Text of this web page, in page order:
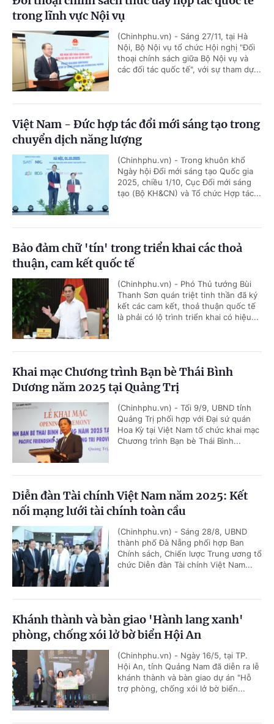
trong lĩnh vực Nội vụ
(Chinhphu.vn) - Sáng 27/11, tại Hà
Nội, Bộ Nội vụ tổ chức Hội nghị "Đối
thoại chính sách giữa Bộ Nội vụ và
các đối tác quốc tế", với sự tham dự...
Việt Nam - Đức hợp tác đổi mới sáng tạo trong
chuyển dịch năng lượng
(Chinhphu.vn) - Trong khuôn khổ
Ngày hội Đổi mới sáng tạo Quốc gia
2025, chiều 1/10, Cục Đổi mới sáng
tạo (Bộ KH&CN) và Tổ chức Hợp tác...
Bảo đảm chữ 'tín' trong triển khai các thoả
thuận, cam kết quốc tế
(Chinhphu.vn) - Phó Thủ tướng Bùi
Thanh Sơn quán triệt tinh thần đã ký
kết các cam kết, thoả thuận quốc tế
là phải có lộ trình triển khai có hiệu...
Khai mạc Chương trình Bạn bè Thái Bình
Dương năm 2025 tại Quảng Trị
(Chinhphu.vn) - Tối 9/9, UBND tỉnh
Quảng Trị phối hợp với Đại sứ quán
Hoa Kỳ tại Việt Nam tổ chức khai mạc
Chương trình Bạn bè Thái Bình...
Diễn đàn Tài chính Việt Nam năm 2025: Kết
nối mạng lưới tài chính toàn cầu
(Chinhphu.vn) - Sáng 28/8, UBND
thành phố Đà Nẵng phối hợp Ban
Chính sách, Chiến lược Trung ương tổ
chức Diễn đàn Tài chính Việt Nam...
Khánh thành và bàn giao 'Hành lang xanh'
phòng, chống xói lở bờ biển Hội An
(Chinhphu.vn) - Ngày 16/5, tại TP.
Hội An, tỉnh Quảng Nam đã diễn ra lễ
khánh thành và bàn giao dự án "Hỗ
trợ phòng, chống xói lở bờ biển...